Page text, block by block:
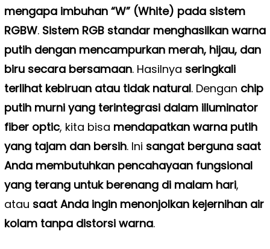
mengapa imbuhan “W” (White) pada sistem
RGBW. Sistem RGB standar menghasilkan warna
putih dengan mencampurkan merah, hijau, dan
biru secara bersamaan. Hasilnya seringkali
terlihat kebiruan atau tidak natural. Dengan chip
putih murni yang terintegrasi dalam illuminator
fiber optic, kita bisa mendapatkan warna putih
yang tajam dan bersih. Ini sangat berguna saat
Anda membutuhkan pencahayaan fungsional
yang terang untuk berenang di malam hari,
atau saat Anda ingin menonjolkan kejernihan air
kolam tanpa distorsi warna.